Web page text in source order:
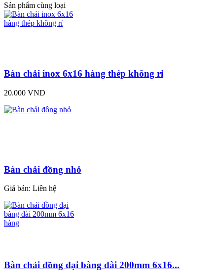
Sản phẩm cùng loại
Bàn chải inox 6x16 hàng thép không rỉ
20.000 VND
Bàn chải đồng nhỏ
Giá bán: Liên hệ
Bàn chải đồng đại bàng dài 200mm 6x16...